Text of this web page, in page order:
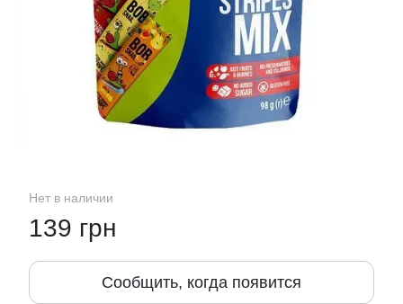
Нет в наличии
139 грн
Сообщить, когда появится